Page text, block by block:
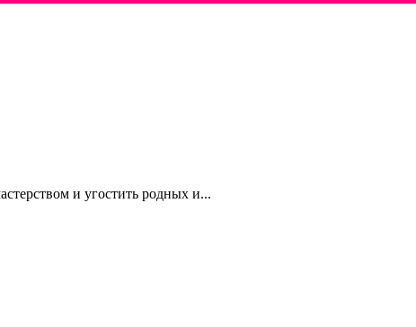
и угостить родных и...